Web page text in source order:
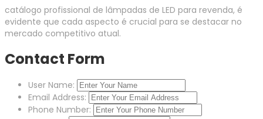
catálogo profissional de lâmpadas de LED para revenda, é
evidente que cada aspecto é crucial para se destacar no
mercado competitivo atual.
Contact Form
User Name:
Email Address:
Phone Number: